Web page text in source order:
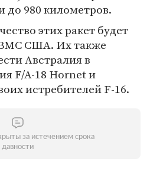
до 980 километров.
этих ракет будет
США. Их также
Австралия в
F/A-18 Hornet и
истребителей F-16.
за истечением срока
давности